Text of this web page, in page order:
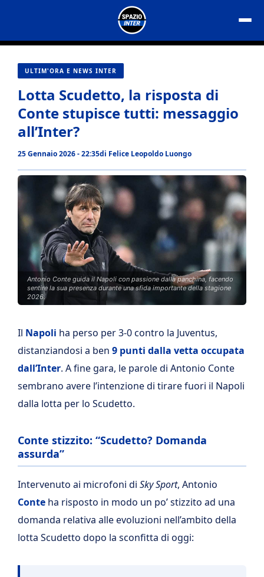
contenuto
ULTIM'ORA E NEWS INTER
Lotta Scudetto, la risposta di
Conte stupisce tutti: messaggio
all’Inter?
25 Gennaio 2026 - 22:35di Felice Leopoldo Luongo
Antonio Conte guida il Napoli con passione dalla panchina, facendo
sentire la sua presenza durante una sfida importante della stagione
2026.
Il Napoli ha perso per 3-0 contro la Juventus,
distanziandosi a ben 9 punti dalla vetta occupata
dall’Inter. A fine gara, le parole di Antonio Conte
sembrano avere l’intenzione di tirare fuori il Napoli
dalla lotta per lo Scudetto.
Conte stizzito: “Scudetto? Domanda
assurda”
Intervenuto ai microfoni di Sky Sport, Antonio
Conte ha risposto in modo un po’ stizzito ad una
domanda relativa alle evoluzioni nell’ambito della
lotta Scudetto dopo la sconfitta di oggi: